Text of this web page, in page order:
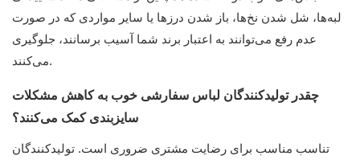
لبه‌ها، شل شدن نخ‌ها، باز شدن درزها یا سایر مواردی که در صورت
عدم رفع می‌توانند به اعتبار برند شما آسیب برسانند، جلوگیری
می‌کنند.
چقدر تولیدکنندگان لباس سفارشی خوب به کاهش مشکلات
سایزبندی کمک می‌کنند؟
تناسب مناسب برای رضایت مشتری ضروری است. تولیدکنندگان